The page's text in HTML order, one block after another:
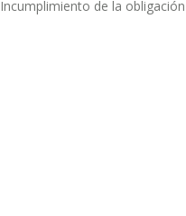
Incumplimiento de la